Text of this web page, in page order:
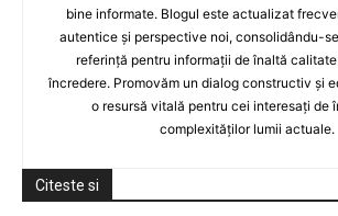
bine informate. Blogul este actualizat
autentice și perspective noi, consolidându-
referință pentru informații de înaltă
încredere. Promovăm un dialog constructiv și
o resursă vitală pentru cei interesați de
complexităților lumii actuale.
Citeste si